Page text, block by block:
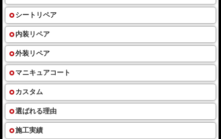
シートリペア
内装リペア
外装リペア
マニキュアコート
カスタム
選ばれる理由
施工実績